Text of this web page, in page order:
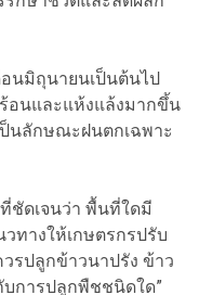
อนมิถุนายนเป็นต้นไป
อนและแห้งแล้งมากขึ้น
นลักษณะฝนตกเฉพาะ
ชัดเจนว่า พื้นที่ใดมี
ทางให้เกษตรกรปรับ
รปลูกข้าวนาปรัง ข้าว
การปลูกพืชชนิดใด”